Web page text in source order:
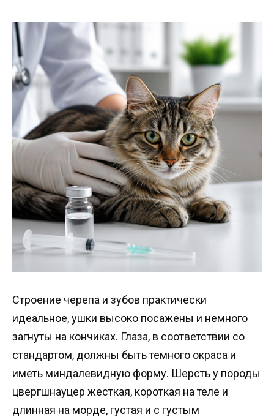
Строение черепа и зубов практически
идеальное, ушки высоко посажены и немного
загнуты на кончиках. Глаза, в соответствии со
стандартом, должны быть темного окраса и
иметь миндалевидную форму. Шерсть у породы
цвергшнауцер жесткая, короткая на теле и
длинная на морде, густая и с густым